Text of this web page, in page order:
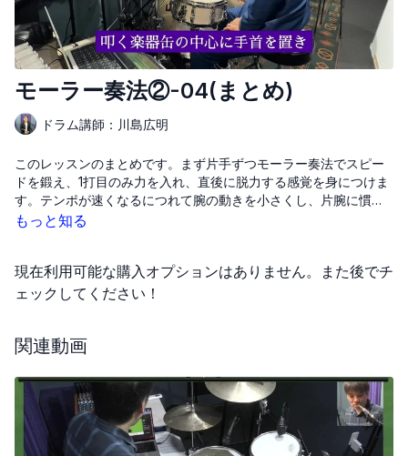
モーラー奏法②-04(まとめ)
ドラム講師：川島広明
このレッスンのまとめです。まず片手ずつモーラー奏法でスピー
ドを鍛え、1打目のみ力を入れ、直後に脱力する感覚を身につけま
す。テンポが速くなるにつれて腕の動きを小さくし、片腕に慣れ
たら両手を組み合わせ、3～6打目をリバウンドで挟み込むように
手首の回転を使って指先で持ちながら脱力して叩きます。手首を
中心に据え、スティックの長さを活かして回転させることが重要
すが、大きな効果が得られる奏法です。
もっと知る
現在利用可能な購入オプションはありません。また後でチ
ェックしてください！
関連動画